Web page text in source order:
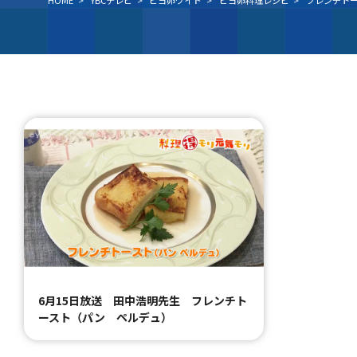
6月15日放送 田中浩明先生 フレンチト
ースト（パン ペルデュ）